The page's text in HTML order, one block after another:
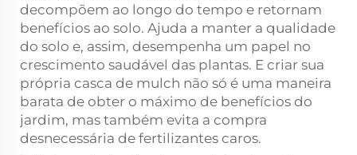
decompõem ao longo do tempo e retornam
benefícios ao solo. Ajuda a manter a qualidade
do solo e, assim, desempenha um papel no
crescimento saudável das plantas. E criar sua
própria casca de mulch não só é uma maneira
barata de obter o máximo de benefícios do
jardim, mas também evita a compra
desnecessária de fertilizantes caros.